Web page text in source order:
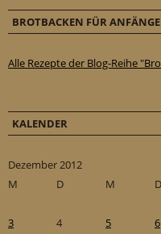
BROTBACKEN FÜR
Alle Rezepte der Blog-Reihe
KALENDER
Dezember 2012
M
D M D
3
4 5 6